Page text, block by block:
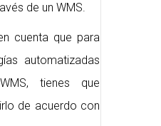
de un WMS.
cuenta que para
automatizadas
tienes que
de acuerdo con